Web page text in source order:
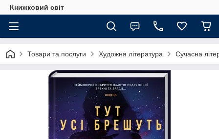
Книжковий світ
Товари та послуги Художня література Сучасна